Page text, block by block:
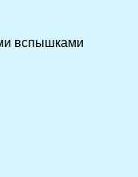
вспышками